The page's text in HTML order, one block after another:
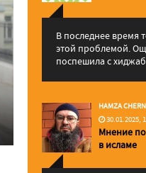
В последнее время
этой проблемой.
поспешила с
HAMZA
30.01.2025,
Мнение по
в исламе